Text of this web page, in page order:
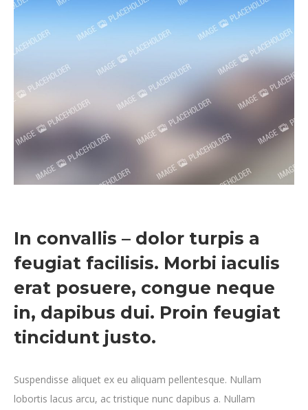
In convallis – dolor turpis a
feugiat facilisis. Morbi iaculis
erat posuere, congue neque
in, dapibus dui. Proin feugiat
tincidunt justo.
Suspendisse aliquet ex eu aliquam pellentesque. Nullam
lobortis lacus arcu, ac tristique nunc dapibus a. Nullam